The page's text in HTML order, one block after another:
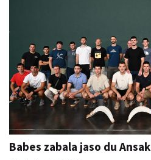
Babes zabala jaso du Ansak